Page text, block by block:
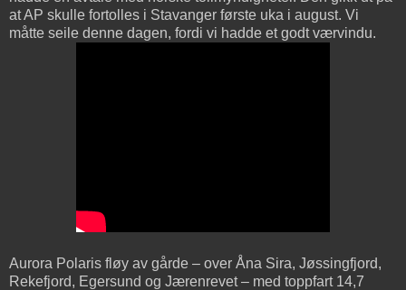
at AP skulle fortolles i Stavanger første uka i august. Vi
måtte seile denne dagen, fordi vi hadde et godt værvindu.
Aurora Polaris fløy av gårde – over Åna Sira, Jøssingfjord,
Rekefjord, Egersund og Jærenrevet – med toppfart 14,7